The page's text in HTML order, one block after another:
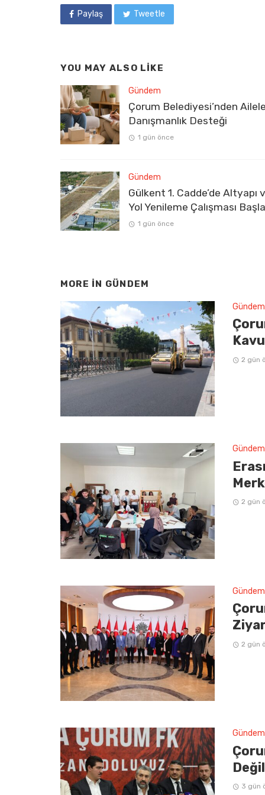
Paylaş Tweetle
YOU MAY ALSO LIKE
Gündem
Çorum Belediyesi’nden
Danışmanlık Desteği
1 gün önce
Gündem
Gülkent 1. Cadde’de Altyapı
Yol Yenileme Çalışması
1 gün önce
MORE IN GÜNDEM
Gündem
2 gün
Gündem
2 gün
Gündem
2 gün
Gündem
3 gün